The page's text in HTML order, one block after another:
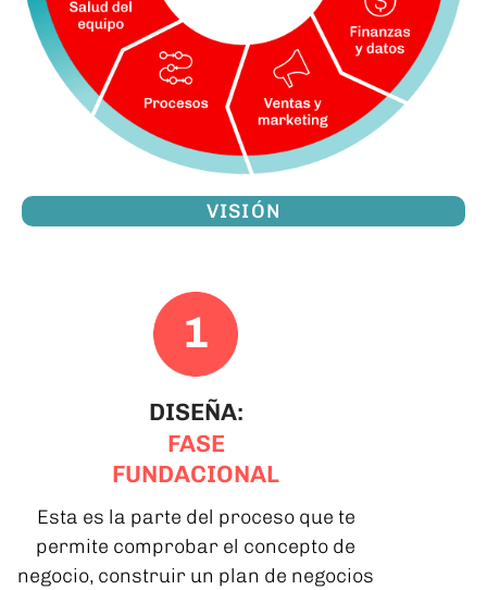
VISIÓN
DISEÑA:
FASE
FUNDACIONAL
Esta es la parte del proceso que te
permite comprobar el concepto de
negocio, construir un plan de negocios